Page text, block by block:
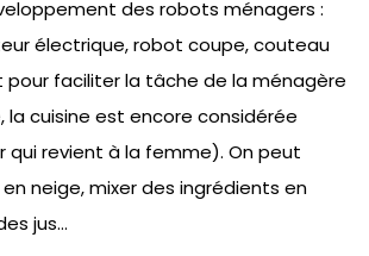
des robots ménagers :
électrique, robot coupe, couteau
faciliter la tâche de la ménagère
cuisine est encore considérée
qui revient à la femme). On peut
neige, mixer des ingrédients en
jus…